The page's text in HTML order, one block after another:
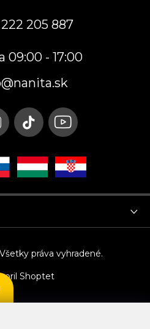
222 205 887
09:00 - 17:00
@nanita.sk
Shoptet
práva vyhradené.